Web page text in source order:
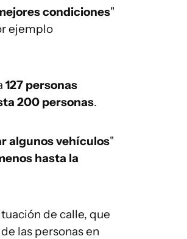
condiciones"
ejemplo
127 personas
200 personas.
algunos vehículos"
hasta la
de calle, que
de las personas en